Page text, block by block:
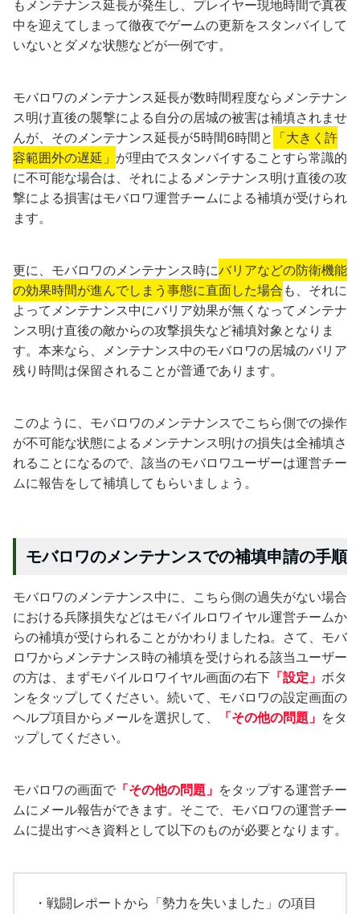
もメンテナンス延長が発生し、プレイヤー現地時間で真夜
中を迎えてしまって徹夜でゲームの更新をスタンバイして
いないとダメな状態などが一例です。
モバロワのメンテナンス延長が数時間程度ならメンテナン
ス明け直後の襲撃による自分の居城の被害は補填されませ
んが、そのメンテナンス延長が5時間6時間と 「大きく許
容範囲外の遅延」 が理由でスタンバイすることすら常識的
に不可能な場合は、それによるメンテナンス明け直後の攻
撃による損害はモバロワ運営チームによる補填が受けられ
ます。
更に、モバロワのメンテナンス時にバリアなどの防衛機能
の効果時間が進んでしまう事態に直面した場合 も、それに
よってメンテナンス中にバリア効果が無くなってメンテナ
ンス明け直後の敵からの攻撃損失など補填対象となりま
す。本来なら、メンテナンス中のモバロワの居城のバリア
残り時間は保留されることが普通であります。
このように、モバロワのメンテナンスでこちら側での操作
が不可能な状態によるメンテナンス明けの損失は全補填さ
れることになるので、該当のモバロワユーザーは運営チー
ムに報告をして補填してもらいましょう。
モバロワのメンテナンスでの補填申請の手順
モバロワのメンテナンス中に、こちら側の過失がない場合
における兵隊損失などはモバイルロワイヤル運営チームか
らの補填が受けられることがかわりましたね。さて、モバ
ロワからメンテナンス時の補填を受けられる該当ユーザー
の方は、まずモバイルロワイヤル画面の右下 「設定」 ボタ
ンをタップしてください。続いて、モバロワの設定画面の
ヘルプ項目からメールを選択して、
「その他の問題」 をタ
ップしてください。
モバロワの画面で 「その他の問題」 をタップする運営チー
ムにメール報告ができます。そこで、モバロワの運営チー
ムに提出すべき資料として以下のものが必要となります。
・戦闘レポートから「勢力を失いました」の項目